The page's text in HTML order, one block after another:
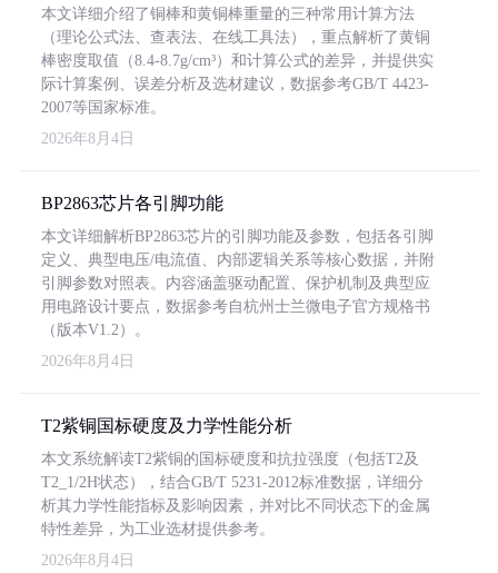
本文详细介绍了铜棒和黄铜棒重量的三种常用计算方法
（理论公式法、查表法、在线工具法），重点解析了黄铜
棒密度取值（8.4-8.7g/cm³）和计算公式的差异，并提供实
际计算案例、误差分析及选材建议，数据参考GB/T 4423-
2007等国家标准。
2026年8月4日
BP2863芯片各引脚功能
本文详细解析BP2863芯片的引脚功能及参数，包括各引脚
定义、典型电压/电流值、内部逻辑关系等核心数据，并附
引脚参数对照表。内容涵盖驱动配置、保护机制及典型应
用电路设计要点，数据参考自杭州士兰微电子官方规格书
（版本V1.2）。
2026年8月4日
T2紫铜国标硬度及力学性能分析
本文系统解读T2紫铜的国标硬度和抗拉强度（包括T2及
T2_1/2H状态），结合GB/T 5231-2012标准数据，详细分
析其力学性能指标及影响因素，并对比不同状态下的金属
特性差异，为工业选材提供参考。
2026年8月4日